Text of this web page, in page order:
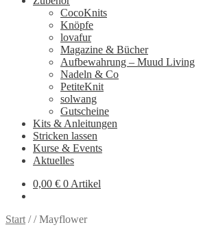
CocoKnits
Knöpfe
lovafur
Magazine & Bücher
Aufbewahrung – Muud Living
Nadeln & Co
PetiteKnit
solwang
Gutscheine
Kits & Anleitungen
Stricken lassen
Kurse & Events
Aktuelles
0,00 € 0 Artikel
Start //Mayflower